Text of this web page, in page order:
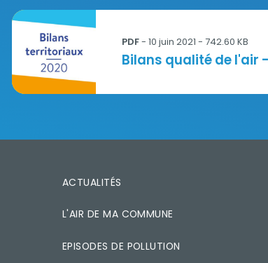
BT2020_plaquette_edit2025.pdf
PDF-10 juin 2021 - 742.60 KB
Titre
Bilans qualité de l'air
ACTUALITÉS
L'AIR DE MA COMMUNE
EPISODES DE POLLUTION